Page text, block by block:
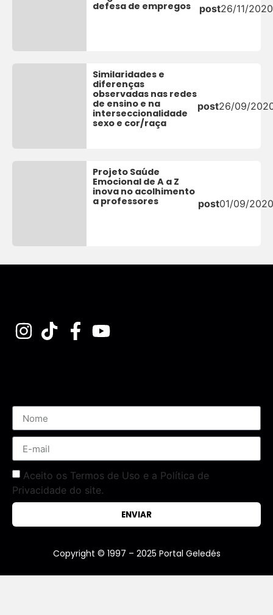
defesa de empregos
post26/11/2020
Similaridades e
diferenças
observadas nas redes
de ensino e na
interseccionalidade
sexo e cor/raça
post26/09/
Projeto Saúde
Emocional de A a Z
inova no acolhimento
a professores
post01/09/
Aceito os Termos de Uso e a Política de
Privacidade do site.
ENVIAR
Copyright © 1997 – 2025 Portal Geledés